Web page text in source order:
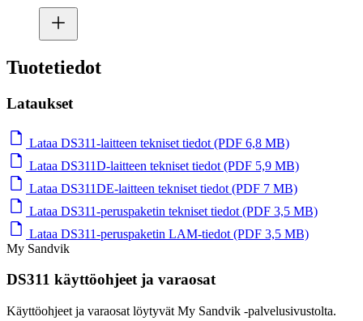
Tuotetiedot
Lataukset
Lataa DS311-laitteen tekniset tiedot (PDF 6,8 MB)
Lataa DS311D-laitteen tekniset tiedot (PDF 5,9 MB)
Lataa DS311DE-laitteen tekniset tiedot (PDF 7 MB)
Lataa DS311-peruspaketin tekniset tiedot (PDF 3,5 MB)
Lataa DS311-peruspaketin LAM-tiedot (PDF 3,5 MB)
My Sandvik
DS311 käyttöohjeet ja varaosat
Käyttöohjeet ja varaosat löytyvät My Sandvik -palvelusivustolta.